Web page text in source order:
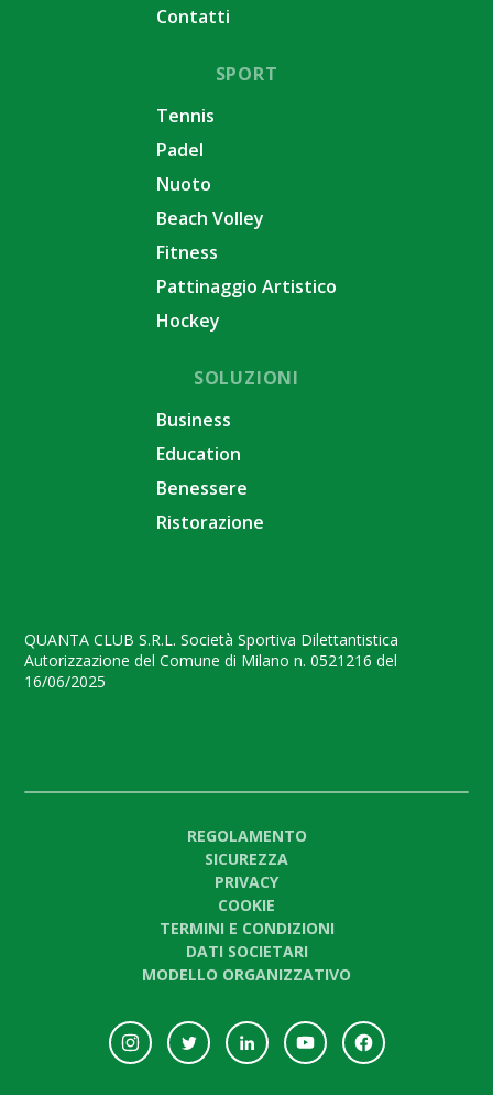
Contatti
SPORT
Tennis
Padel
Nuoto
Beach Volley
Fitness
Pattinaggio Artistico
Hockey
SOLUZIONI
Business
Education
Benessere
Ristorazione
QUANTA CLUB S.R.L. Società Sportiva Dilettantistica
Autorizzazione del Comune di Milano n. 0521216 del
16/06/2025
REGOLAMENTO
SICUREZZA
PRIVACY
COOKIE
TERMINI E CONDIZIONI
DATI SOCIETARI
MODELLO ORGANIZZATIVO